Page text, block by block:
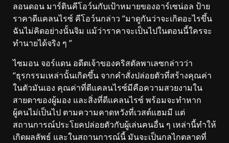
ลอนดอน มาร์ตินคีโอว์นกับเป้าหมายของอาร์เซน่อล ป้าย
ราคาดีแคลนไรซ์ คีโอว์นกล่าว “มาดูกันว่าจะเกิดอะไรขึ้น
ฉันไม่คิดอย่างนั้นจิม แม้ว่าราคาจะเป็นไปในตอนนี้ใครจะ
ทำนายได้จริง ๆ ”
ไซมอน จอร์แดน อดีตเจ้าของคริสตัลพาเลซกล่าวว่า
“ธุรกรรมเหล่านั้นเกิดขึ้น จากคำสั่งปล่อยตัวที่สร้างคุณค่า
ในตัวมันเอง คุณค่าที่ดีแคลนไรซ์มีคือความสวยงามใน
สายตาของผู้มอง และสิ่งที่ดีแคลนไรซ์ พร้อมจะทำหาก
ผู้คนไม่เป็นไป ตามความคาดหวังที่เวสต์แฮมมี แต่
สถานการณ์ประโยคปล่อยตัวกับผู้เล่นคนอื่น ๆ เหล่านี้ทำให้
เกิดผลลัพธ์ และในสถานการณ์นี้ มันจะเป็นกลไกตลาดที่